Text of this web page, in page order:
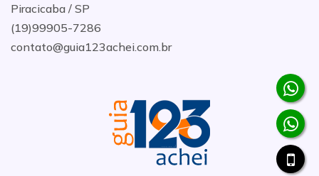
Piracicaba / SP
(19)99905-7286
contato@guia123achei.com.br